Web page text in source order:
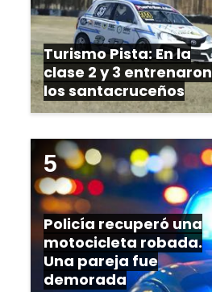
Turismo Pista: En la
clase 2 y 3 entrenaron
los santacruceños
Policía recuperó una
motocicleta robada.
Una pareja fue
demorada